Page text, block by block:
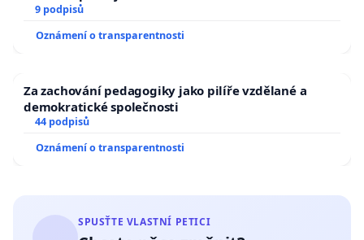
9 podpisů
Oznámení o transparentnosti
Za zachování pedagogiky jako pilíře vzdělané a
demokratické společnosti
44 podpisů
Oznámení o transparentnosti
SPUSŤTE VLASTNÍ PETICI